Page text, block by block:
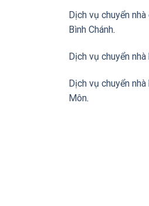
Dịch vụ chuyển
Bình Chánh.
Dịch vụ chuyển
Dịch vụ chuyển
Môn.